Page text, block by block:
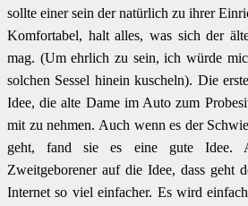
sollte einer sein der natürlich zu ihrer
Komfortabel, halt alles, was sich der
mag. (Um ehrlich zu sein, ich würde
solchen Sessel hinein kuscheln). Die
Idee, die alte Dame im Auto zum
mit zu nehmen. Auch wenn es der
geht, fand sie es eine gute Idee.
Zweitgeborener auf die Idee, dass geht
Internet so viel einfacher. Es wird